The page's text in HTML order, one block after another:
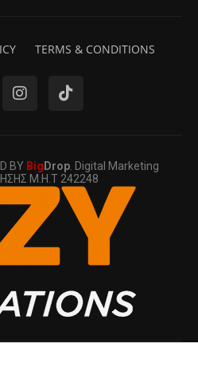
TERMS & CONDITIONS
BY Big Drop . Digital Marketing
Μ.Η.Τ 242248